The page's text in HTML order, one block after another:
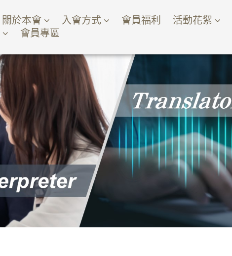
關於本會 入會方式 會員福利 活動花絮
會員專區